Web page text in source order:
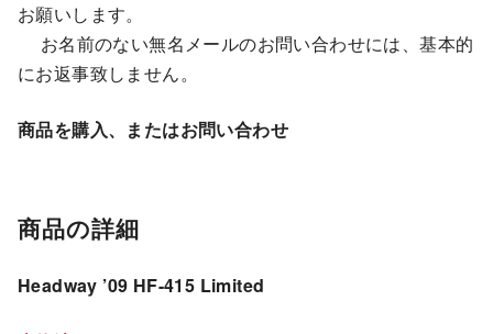
お願いします。
お名前のない無名メールのお問い合わせには、基本的
にお返事致しません。
商品を購入、またはお問い合わせ
商品の詳細
Headway ’09 HF-415 Limited